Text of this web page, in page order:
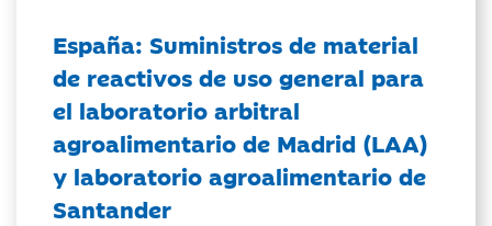
España: Suministros de material
de reactivos de uso general para
el laboratorio arbitral
agroalimentario de Madrid (LAA)
y laboratorio agroalimentario de
Santander